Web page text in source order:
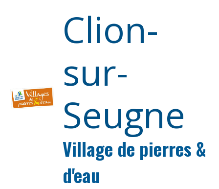
Clion-
sur-
Seugne
Village de pierres &
d'eau